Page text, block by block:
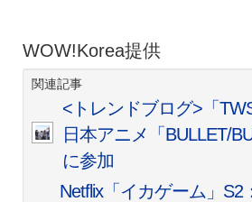
WOW!Korea提供
関連記事
<トレンドブログ>「
日本アニメ「BULLET/
に参加
Netflix「イカゲーム」S2